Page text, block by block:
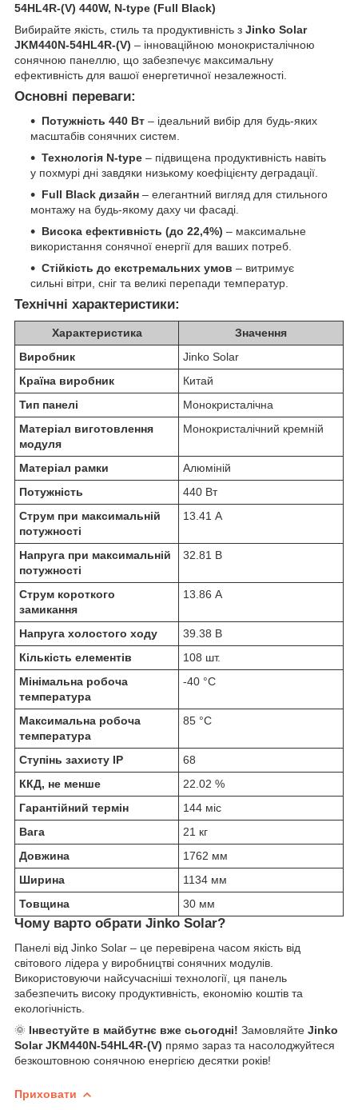
54HL4R-(V) 440W, N-type (Full Black)
Вибирайте якість, стиль та продуктивність з Jinko Solar
JKM440N-54HL4R-(V) – інноваційною монокристалічною
сонячною панеллю, що забезпечує максимальну
ефективність для вашої енергетичної незалежності.
Основні переваги:
Потужність 440 Вт – ідеальний вибір для будь-яких
масштабів сонячних систем.
Технологія N-type – підвищена продуктивність навіть
у похмурі дні завдяки низькому коефіцієнту деградації.
Full Black дизайн – елегантний вигляд для стильного
монтажу на будь-якому даху чи фасаді.
Висока ефективність (до 22,4%) – максимальне
використання сонячної енергії для ваших потреб.
Стійкість до екстремальних умов – витримує
сильні вітри, сніг та великі перепади температур.
Технічні характеристики:
Характеристика
Значення
Виробник
Jinko Solar
Країна виробник
Китай
Тип панелі
Монокристалічна
Матеріал виготовлення
модуля
Монокристалічний кремній
Матеріал рамки
Алюміній
Потужність
440 Вт
Струм при максимальній
потужності
13.41 А
Напруга при максимальній
потужності
32.81 В
Струм короткого
замикання
13.86 А
Напруга холостого ходу
39.38 В
Кількість елементів
108 шт.
Мінімальна робоча
температура
-40 °C
Максимальна робоча
температура
85 °C
Ступінь захисту IP
68
ККД, не менше
22.02 %
Гарантійний термін
144 міс
Вага
21 кг
Довжина
1762 мм
Ширина
1134 мм
Товщина
30 мм
Чому варто обрати Jinko Solar?
Панелі від Jinko Solar – це перевірена часом якість від
світового лідера у виробництві сонячних модулів.
Використовуючи найсучасніші технології, ця панель
забезпечить високу продуктивність, економію коштів та
екологічність.
🌞 Інвестуйте в майбутнє вже сьогодні! Замовляйте Jinko
Solar JKM440N-54HL4R-(V) прямо зараз та насолоджуйтеся
безкоштовною сонячною енергією десятки років!
Приховати